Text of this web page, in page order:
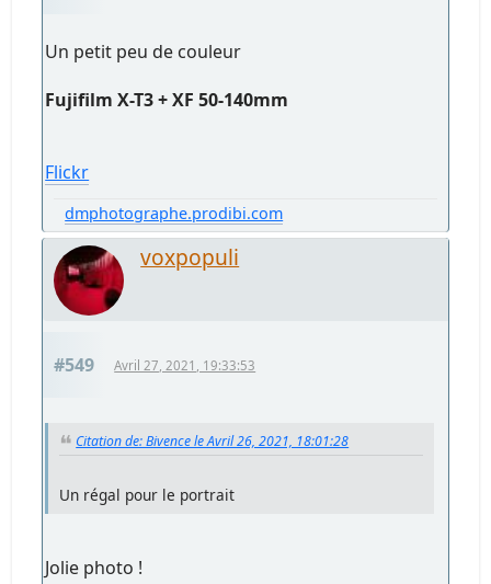
Un petit peu de couleur
Fujifilm X-T3 + XF 50-140mm
Flickr
dmphotographe.prodibi.com
voxpopuli
#549 Avril 27, 2021, 19:33:53
Citation de: Bivence le Avril 26, 2021, 18:01:28
Un régal pour le portrait
Jolie photo !